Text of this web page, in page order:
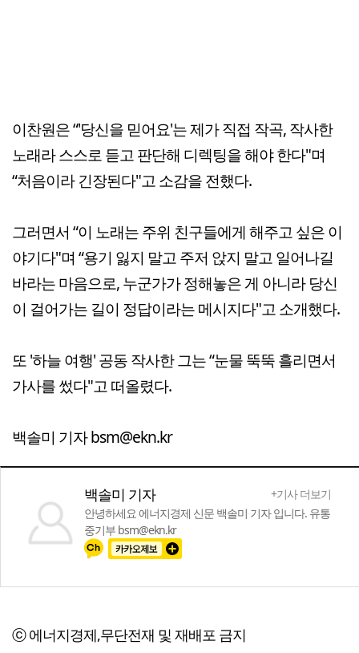
이찬원은 “'당신을 믿어요'는 제가 직접 작곡, 작사한
노래라 스스로 듣고 판단해 디렉팅을 해야 한다"며
“처음이라 긴장된다"고 소감을 전했다.
그러면서 “이 노래는 주위 친구들에게 해주고 싶은 이
야기다"며 “용기 잃지 말고 주저 앉지 말고 일어나길
바라는 마음으로, 누군가가 정해놓은 게 아니라 당신
이 걸어가는 길이 정답이라는 메시지다"고 소개했다.
또 '하늘 여행' 공동 작사한 그는 “눈물 뚝뚝 흘리면서
가사를 썼다"고 떠올렸다.
백솔미 기자 bsm@ekn.kr
백솔미 기자
+기사 더보기
안녕하세요 에너지경제 신문 백솔미 기자 입니다. 유통
중기부 bsm@ekn.kr
ⓒ 에너지경제,무단전재 및 재배포 금지